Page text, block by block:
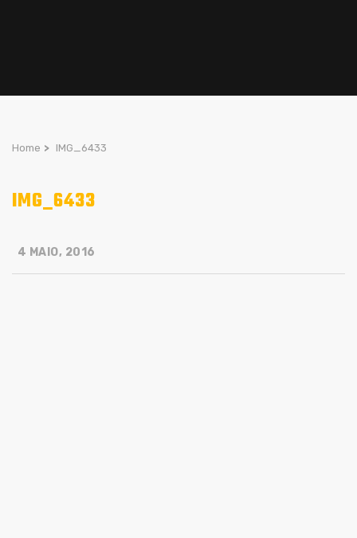
Home > IMG_6433
IMG_6433
4 MAIO, 2016